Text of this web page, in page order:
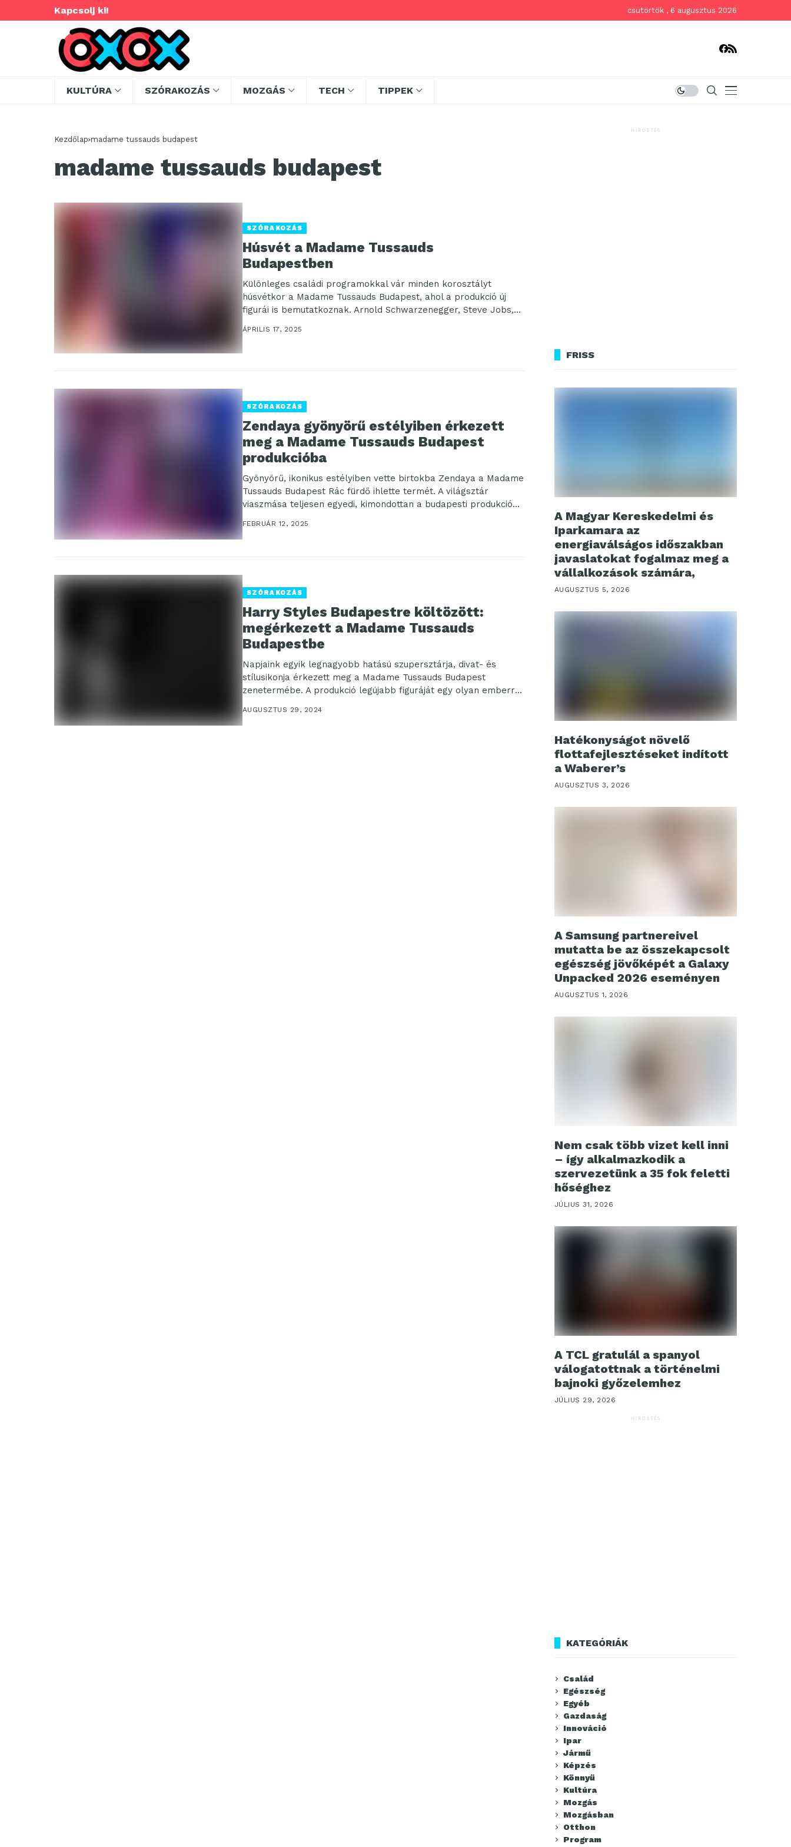
Kapcsolj ki! csütörtök , 6 augusztus 2026
KULTÚRA SZÓRAKOZÁS MOZGÁS TECH TIPPEK
Kezdőlap madame tussauds budapest
madame tussauds budapest
SZÓRAKOZÁS
Húsvét a Madame Tussauds
Budapestben
Különleges családi programokkal vár minden korosztályt
húsvétkor a Madame Tussauds Budapest, ahol a produkció új
figurái is bemutatkoznak. Arnold Schwarzenegger, Steve Jobs,
Michael...
ÁPRILIS 17, 2025
SZÓRAKOZÁS
Zendaya gyönyörű estélyiben érkezett
meg a Madame Tussauds Budapest
produkcióba
Gyönyörű, ikonikus estélyiben vette birtokba Zendaya a Madame
Tussauds Budapest Rác fürdő ihlette termét. A világsztár
viaszmása teljesen egyedi, kimondottan a budapesti produkció...
FEBRUÁR 12, 2025
SZÓRAKOZÁS
Harry Styles Budapestre költözött:
megérkezett a Madame Tussauds
Budapestbe
Napjaink egyik legnagyobb hatású szupersztárja, divat- és
stílusikonja érkezett meg a Madame Tussauds Budapest
zenetermébe. A produkció legújabb figuráját egy olyan emberről
AUGUSZTUS 29, 2024
HIRDETÉS
FRISS
A Magyar Kereskedelmi és
Iparkamara az
energiaválságos időszakban
javaslatokat fogalmaz meg a
vállalkozások számára,
AUGUSZTUS 5, 2026
Hatékonyságot növelő
flottafejlesztéseket indított
a Waberer’s
AUGUSZTUS 3, 2026
A Samsung partnereivel
mutatta be az összekapcsolt
egészség jövőképét a Galaxy
Unpacked 2026 eseményen
AUGUSZTUS 1, 2026
Nem csak több vizet kell inni
– így alkalmazkodik a
szervezetünk a 35 fok feletti
hőséghez
JÚLIUS 31, 2026
A TCL gratulál a spanyol
válogatottnak a történelmi
bajnoki győzelemhez
JÚLIUS 29, 2026
HIRDETÉS
KATEGÓRIÁK
Család
Egészség
Egyéb
Gazdaság
Innováció
Ipar
Jármű
Képzés
Könnyű
Kultúra
Mozgás
Mozgásban
Otthon
Program